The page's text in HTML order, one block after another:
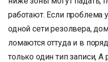
работают. Если проблема
одной сети резолвера,
ломаются оттуда и в
только один тип записи, A